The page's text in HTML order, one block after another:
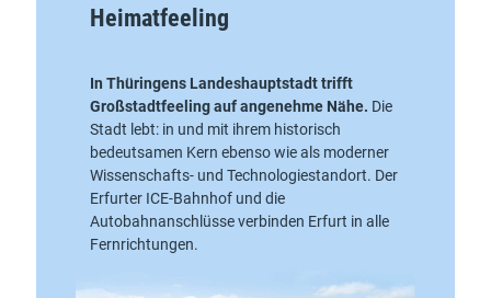
Heimatfeeling
In Thüringens Landeshauptstadt trifft
Großstadtfeeling auf angenehme Nähe. Die
Stadt lebt: in und mit ihrem historisch
bedeutsamen Kern ebenso wie als moderner
Wissenschafts- und Technologiestandort. Der
Erfurter ICE-Bahnhof und die
Autobahnanschlüsse verbinden Erfurt in alle
Fernrichtungen.